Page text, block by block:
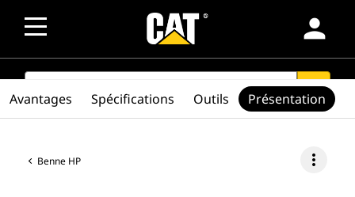
person
SEARCH search
Benne HP more_vert
Avantages Spécifications Outils Présentation